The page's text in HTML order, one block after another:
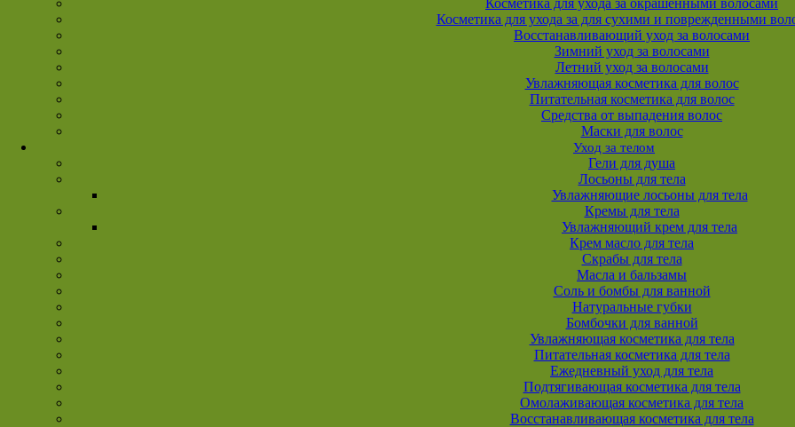
Косметика для ухода за окрашенными волосами
Косметика для ухода за для сухими и поврежденными
Восстанавливающий уход за волосами
Зимний уход за волосами
Летний уход за волосами
Увлажняющая косметика для волос
Питательная косметика для волос
Средства от выпадения волос
Маски для волос
Уход за телом
Гели для душа
Лосьоны для тела
Увлажняющие лосьоны для тела
Кремы для тела
Увлажняющий крем для тела
Крем масло для тела
Скрабы для тела
Масла и бальзамы
Соль и бомбы для ванной
Натуральные губки
Бомбочки для ванной
Увлажняющая косметика для тела
Питательная косметика для тела
Ежедневный уход для тела
Подтягивающая косметика для тела
Омолаживающая косметика для тела
Восстанавливающая косметика для тела